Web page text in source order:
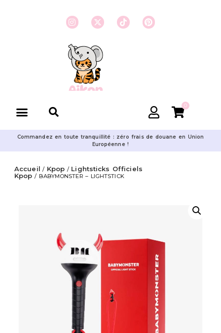
0
Commandez en toute tranquillité : zéro frais de douane en Union
Européenne !
Accueil / Kpop / Lightsticks Officiels
Kpop / BABYMONSTER – LIGHTSTICK